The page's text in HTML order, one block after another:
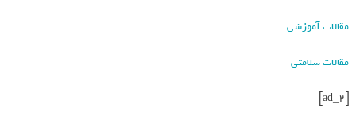
مقالات آموزشی
مقالات سلامتی
[ad_2]